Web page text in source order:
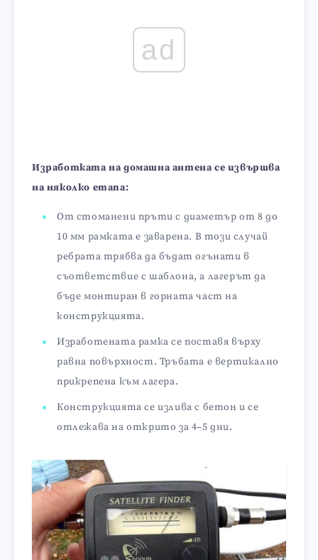
ad
Изработката на домашна антена се извършва
на няколко етапа:
От стоманени пръти с диаметър от 8 до
10 мм рамката е заварена. В този случай
ребрата трябва да бъдат огънати в
съответствие с шаблона, а лагерът да
бъде монтиран в горната част на
конструкцията.
Изработената рамка се поставя върху
равна повърхност. Тръбата е вертикално
прикрепена към лагера.
Конструкцията се излива с бетон и се
отлежава на открито за 4–5 дни.